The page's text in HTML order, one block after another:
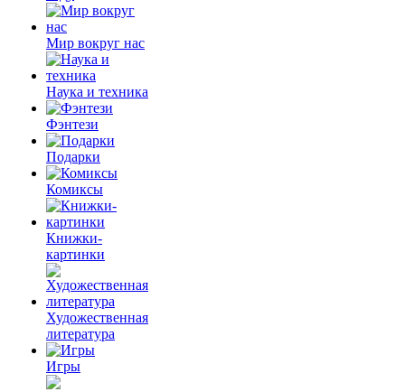
Мир вокруг нас
Наука и техника
Фэнтези
Подарки
Комиксы
Книжки-
картинки
Художественная
литература
Игры